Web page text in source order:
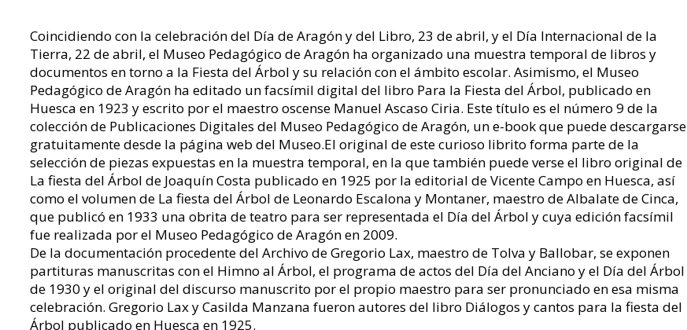
Coincidiendo con la celebración del Día de Aragón y del Libro, 23 de abril, y el Día Internacional de la
Tierra, 22 de abril, el Museo Pedagógico de Aragón ha organizado una muestra temporal de libros y
documentos en torno a la Fiesta del Árbol y su relación con el ámbito escolar. Asimismo, el Museo
Pedagógico de Aragón ha editado un facsímil digital del libro Para la Fiesta del Árbol, publicado en
Huesca en 1923 y escrito por el maestro oscense Manuel Ascaso Ciria. Este título es el número 9 de la
colección de Publicaciones Digitales del Museo Pedagógico de Aragón, un e-book que puede descargarse
gratuitamente desde la página web del Museo.El original de este curioso librito forma parte de la
selección de piezas expuestas en la muestra temporal, en la que también puede verse el libro original de
La fiesta del Árbol de Joaquín Costa publicado en 1925 por la editorial de Vicente Campo en Huesca, así
como el volumen de La fiesta del Árbol de Leonardo Escalona y Montaner, maestro de Albalate de Cinca,
que publicó en 1933 una obrita de teatro para ser representada el Día del Árbol y cuya edición facsímil
fue realizada por el Museo Pedagógico de Aragón en 2009.
De la documentación procedente del Archivo de Gregorio Lax, maestro de Tolva y Ballobar, se exponen
partituras manuscritas con el Himno al Árbol, el programa de actos del Día del Anciano y el Día del Árbol
de 1930 y el original del discurso manuscrito por el propio maestro para ser pronunciado en esa misma
celebración. Gregorio Lax y Casilda Manzana fueron autores del libro Diálogos y cantos para la fiesta del
Árbol publicado en Huesca en 1925.